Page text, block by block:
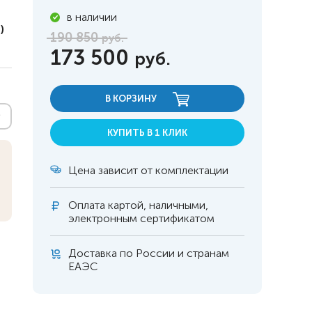
в наличии
190 850руб.
173 500 руб.
В КОРЗИНУ
КУПИТЬ В 1 КЛИК
Цена зависит от комплектации
Оплата картой, наличными,
электронным сертификатом
Доставка по России и странам
ЕАЭС